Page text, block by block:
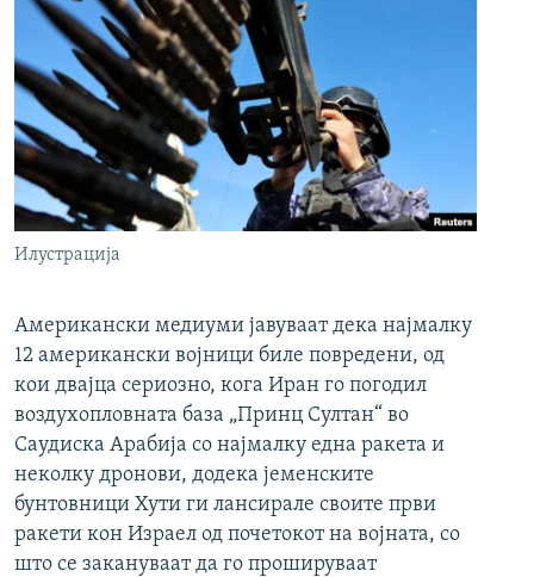
Илустрација
Американски медиуми јавуваат дека најмалку
12 американски војници биле повредени, од
кои двајца сериозно, кога Иран го погодил
воздухопловната база „Принц Султан“ во
Саудиска Арабија со најмалку една ракета и
неколку дронови, додека јеменските
бунтовници Хути ги лансирале своите први
ракети кон Израел од почетокот на војната, со
што се закануваат да го прошируваат